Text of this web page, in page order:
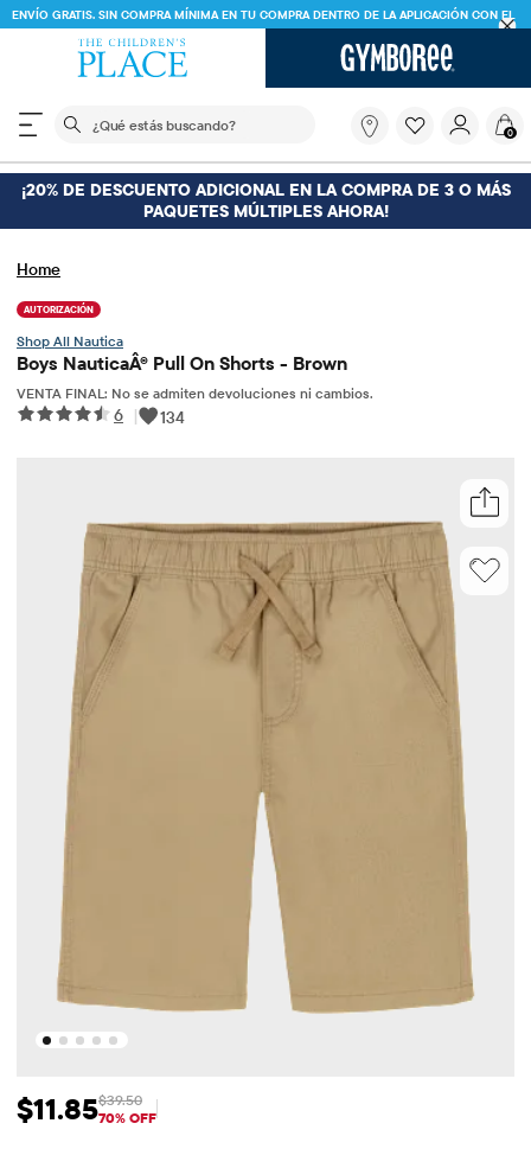
ENVÍO GRATIS. SIN COMPRA MÍNIMA EN TU COMPRA DENTRO DE LA APLICACIÓN CON EL
CÓDIGO
El siguiente campo de búsqueda filtra las
buscando?
0
¡20% DE DESCUENTO ADICIONAL EN LA COMPRA DE 3 O MÁS
PAQUETES MÚLTIPLES AHORA!
Home
AUTORIZACIÓN
Nautica
Boys NauticaÂ® Pull On Shorts - Brown
VENTA FINAL: No se admiten devoluciones ni cambios.
6 | 134
Precio de venta: $11.85
$11.85 Precio original: $39.5
$39.50
70% OFF